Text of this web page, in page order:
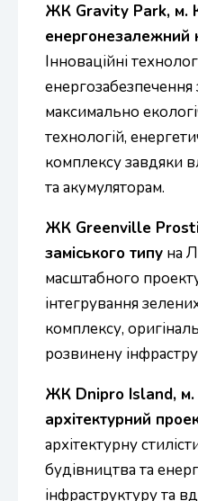
ЖК Gravity Park, м.
енергонезалежний
Інноваційні
максимально
технологій,
комплексу завдяки
та акумуляторам.
ЖК Greenville
заміського типу на
масштабного проекту
інтегрування
комплексу,
розвинену
ЖК Dnipro Island, м.
архітектурний
архітектурну
будівництва та
інфраструктуру та